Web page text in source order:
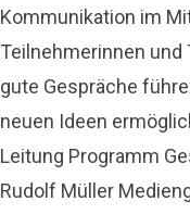
Kommunikation im
Teilnehmerinnen und
gute Gespräche
neuen Ideen
Leitung Programm
Rudolf Müller